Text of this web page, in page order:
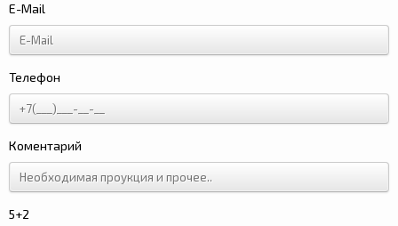
E-Mail
Телефон
Коментарий
5+2